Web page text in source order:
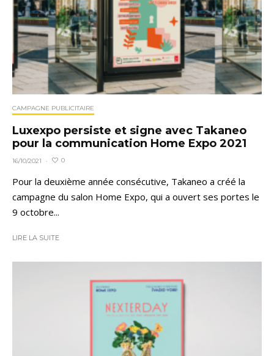
CAMPAGNE PUBLICITAIRE
Luxexpo persiste et signe avec Takaneo
pour la communication Home Expo 2021
16/10/2021 · 0
Pour la deuxième année consécutive, Takaneo a créé la
campagne du salon Home Expo, qui a ouvert ses portes le
9 octobre...
LIRE LA SUITE